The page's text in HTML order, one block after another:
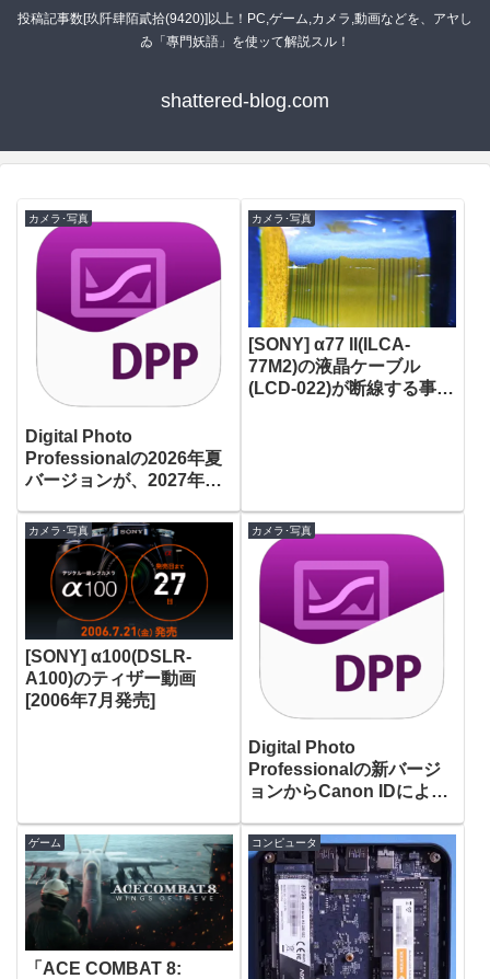
投稿記事数[玖阡肆陌貳拾(9420)]以上！PC,ゲーム,カメラ,動画などを、アヤし
ゐ「專門妖語」を使ッて解説スル！
shattered-blog.com
カメラ･写真
Digital Photo
Professionalの2026年夏
バージョンが、2027年春
カメラ･写真
[SONY] α77 II(ILCA-
77M2)の液晶ケーブル
(LCD-022)が断線する事案
カメラ･写真
[SONY] α100(DSLR-
A100)のティザー動画
[2006年7月発売]
カメラ･写真
Digital Photo
Professionalの新バージ
ョンからCanon IDによる
ゲーム
「ACE COMBAT 8:
コンピュータ